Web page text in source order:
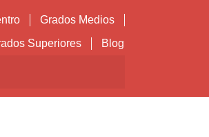
Grados Medios
Superiores
Blog